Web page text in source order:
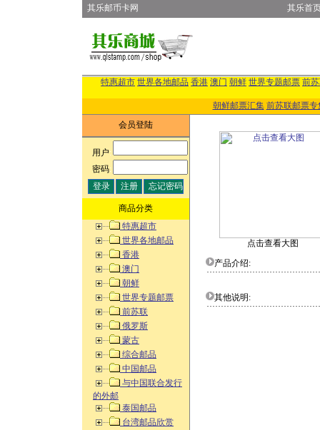
其乐邮币卡网 其乐首
特惠超市 世界各地邮品 香港 澳门 朝鲜 世界专题邮票 前
朝鲜邮票汇集 前苏联邮票专
会员登陆
用户:
密码:
商品分类
特惠超市
世界各地邮品
香港
澳门
朝鲜
世界专题邮票
前苏联
俄罗斯
蒙古
综合邮品
中国邮品
与中国联合发行
的外邮
泰国邮品
台湾邮品欣赏
点击查看大图
产品介绍:
其他说明: